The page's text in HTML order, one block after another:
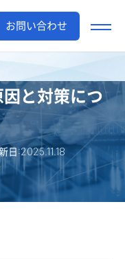
お問い合わせ
と対策につ
日:2025.11.18